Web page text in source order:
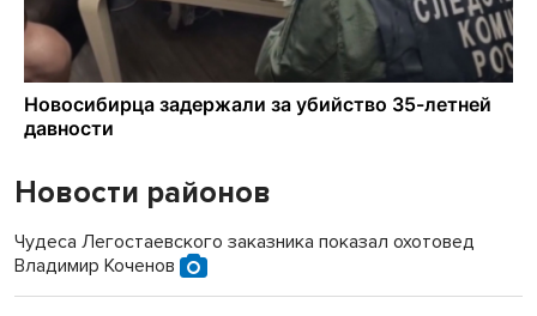
Новости районов
Чудеса Легостаевского заказника показал охотовед
Владимир Коченов